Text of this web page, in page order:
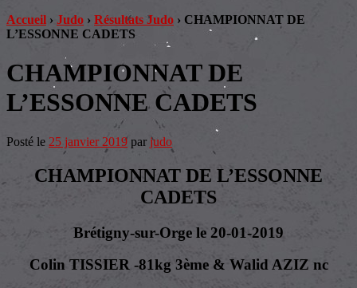
Accueil › Judo › Résultats Judo › CHAMPIONNAT DE
L’ESSONNE CADETS
CHAMPIONNAT DE
L’ESSONNE CADETS
Posté le 25 janvier 2019 par judo
CHAMPIONNAT DE L’ESSONNE
CADETS
Brétigny-sur-Orge le 20-01-2019
Colin TISSIER -81kg 3ème & Walid AZIZ nc